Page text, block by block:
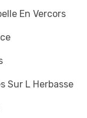
En Vercors
Sur L Herbasse